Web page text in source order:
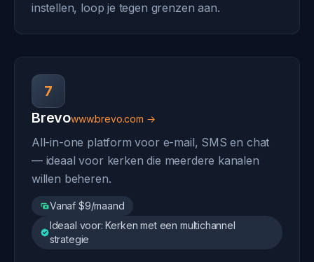
instellen, loop je tegen grenzen aan.
7
Brevowww.brevo.com →
All-in-one platform voor e-mail, SMS en chat
— ideaal voor kerken die meerdere kanalen
willen beheren.
Vanaf $9/maand
Ideaal voor: Kerken met een multichannel
strategie